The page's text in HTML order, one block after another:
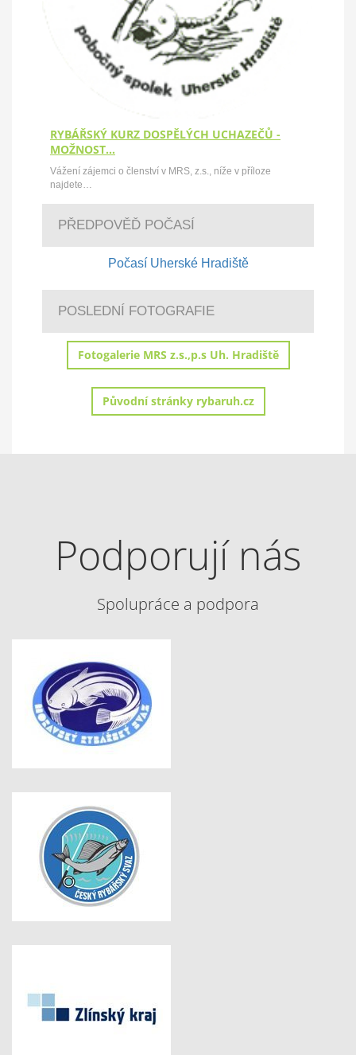
RYBÁŘSKÝ KURZ DOSPĚLÝCH UCHAZEČŮ -
MOŽNOST…
Vážení zájemci o členství v MRS, z.s., níže v příloze
najdete…
PŘEDPOVĚĎ POČASÍ
Počasí Uherské Hradiště
POSLEDNÍ FOTOGRAFIE
Fotogalerie MRS z.s.,p.s Uh. Hradiště
Původní stránky rybaruh.cz
Podporují nás
Spolupráce a podpora